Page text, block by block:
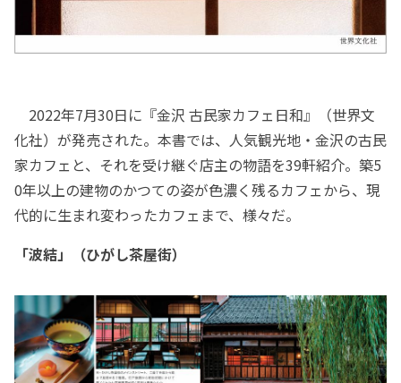
2022年7月30日に『金沢 古民家カフェ日和』（世界文
化社）が発売された。本書では、人気観光地・金沢の古民
家カフェと、それを受け継ぐ店主の物語を39軒紹介。築5
0年以上の建物のかつての姿が色濃く残るカフェから、現
代的に生まれ変わったカフェまで、様々だ。
「波結」（ひがし茶屋街）